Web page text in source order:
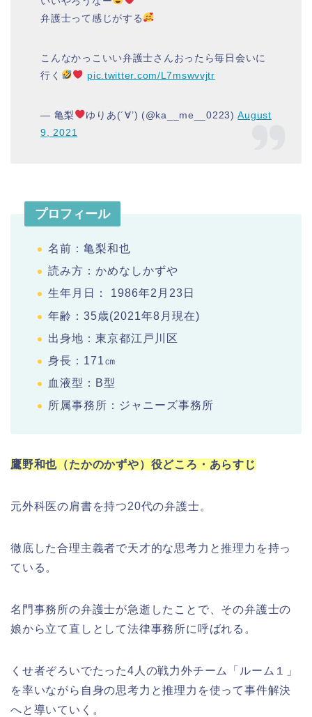
弁護士って感じがする
こんなかっこいい弁護士さんおったら毎日会いに
行く
pic.twitter.com/L7mswvvjtr
— 亀梨 ゆりあ(´∀’) (@ka__me__0223)August
9, 2021
プロフィール
名前：亀梨和也
読み方：かめなしかずや
生年月日： 1986年2月23日
年齢：35歳(2021年8月現在)
出身地：東京都江戸川区
身長：171㎝
血液型：B型
所属事務所：ジャニーズ事務所
鷹野和也（たかのかずや）役どころ・あらすじ
元外科医の肩書を持つ20代の弁護士。
徹底した合理主義者で天才的な思考力と推理力を持っ
ている。
名門事務所の弁護士が急逝したことで、その弁護士の
娘から立て直しとして法律事務所に呼ばれる。
くせ者ぞろいでたった4人の戦力外チーム「ルーム１」
を率いながら自身の思考力と推理力を使って事件解決
へと導いていく。